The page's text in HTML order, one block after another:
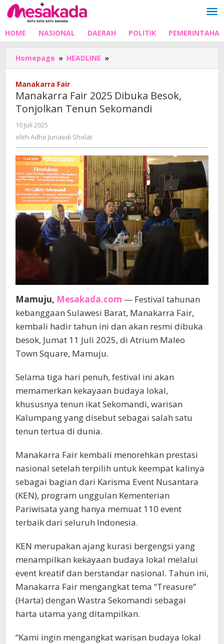
Lewati
ke
HOME NASIONAL DAERAH POLITIK
Homepage » HEADLINE »
Fair
Besok,
Tonjolkan
Manakarra Fair
Manakarra Fair 2025 Dibuka Besok,
Tonjolkan Tenun Sekomandi
10 Juli 2025
Adhe
oleh Adhe Junaedi Sholat
Mamuju, Mesakada.com — Festival tahunan
kebanggaan Sulawesi Barat, Manakarra Fair,
kembali hadir tahun ini dan akan resmi dibuka
besok, Jumat 11 Juli 2025, di Atrium Maleo
Town Square, Mamuju.
Selama tiga hari penuh, festival ini akan
memamerkan kekayaan budaya lokal,
khususnya tenun ikat Sekomandi, warisan
Kalumpang yang disebut sebagai salah satu
tenun tertua di dunia.
Manakarra Fair kembali menorehkan prestasi
nasional setelah terpilih untuk keempat kalinya
sebagai bagian dari Karisma Event Nusantara
(KEN), program unggulan Kementerian
Pariwisata yang hanya memuat 110 event
terbaik dari seluruh Indonesia.
KEN merupakan ajang kurasi bergengsi yang
menampilkan kekayaan budaya lokal melalui
event kreatif dan berstandar nasional. Tahun ini,
Manakarra Fair mengangkat tema “Treasure”
(Harta) dengan Wastra Sekomandi sebagai
harta utama yang ditampilkan.
“Kami ingin mengangkat warisan budaya lokal